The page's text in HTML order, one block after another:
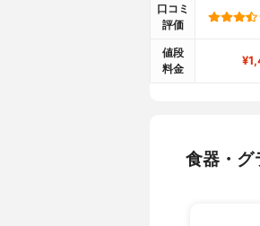
口コミ
評価
値段
料金
食器・グ